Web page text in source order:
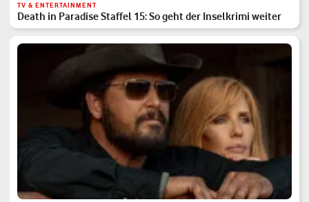
TV & ENTERTAINMENT
Death in Paradise Staffel 15: So geht der Inselkrimi weiter